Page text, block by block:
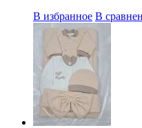
В избранное В